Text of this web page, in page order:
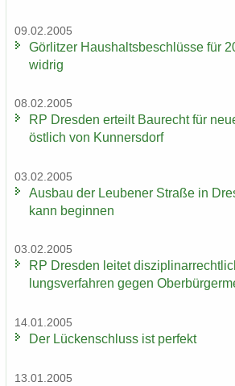
09.02.2005
Gör­lit­zer Haus­halts­be­schlüs­se für
wid­rig
08.02.2005
RP Dres­den er­teilt Bau­recht für
öst­lich von Kun­ners­dorf
03.02.2005
Aus­bau der Leu­be­ner Stra­ße in
kann be­gin­nen
03.02.2005
RP Dres­den lei­tet
lungs­ver­fah­ren gegen
14.01.2005
Der Lü­cken­schluss ist per­fekt
13.01.2005